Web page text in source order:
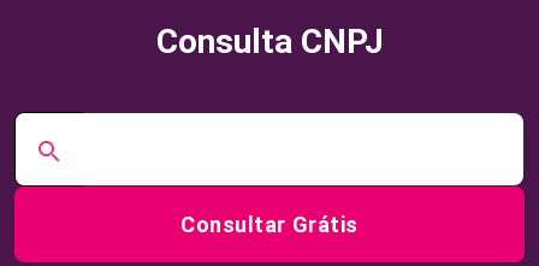
Consulta CNPJ
Consultar Grátis